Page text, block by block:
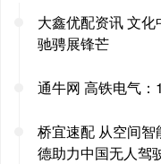
大鑫优配资讯 文化
驰骋展锋芒
通牛网 高铁电气
桥宜速配 从空间
德助力中国无人驾